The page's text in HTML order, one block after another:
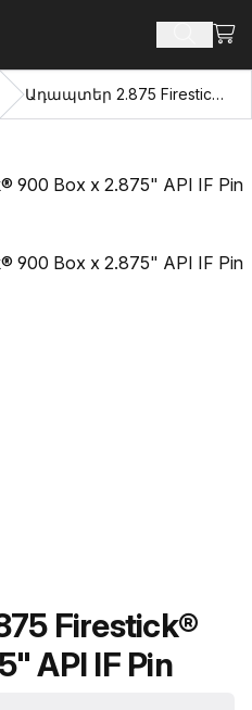
Ադապտեր 2.875 Firestick® 900 Box x 2.875" API IF Pin
Firestick®
API IF Pin